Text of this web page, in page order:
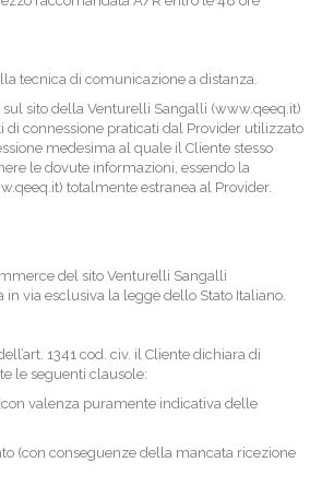
tecnica di comunicazione a distanza.
sito della Venturelli Sangalli (www.qeeq.it)
di connessione praticati dal Provider utilizzato
medesima al quale il Cliente stesso
le dovute informazioni, essendo la
totalmente estranea al Provider.
del sito Venturelli Sangalli
in via esclusiva la legge dello Stato Italiano.
1341 cod. civ. il Cliente dichiara di
le seguenti clausole:
valenza puramente indicativa delle
(con conseguenze della mancata ricezione